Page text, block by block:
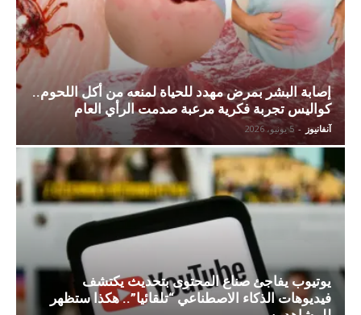
إصابة البشر بمرض مهدد للحياة لمنعه من أكل اللحوم..
كواليس تجربة فكرية مرعبة صدمت الرأي العام
آنفانيوز - 5 يونيو، 2026
يوتيوب يفاجئ صناع المحتوى بتحديث يكتشف
فيديوهات الذكاء الاصطناعي “تلقائيا”.. هكذا ستظهر